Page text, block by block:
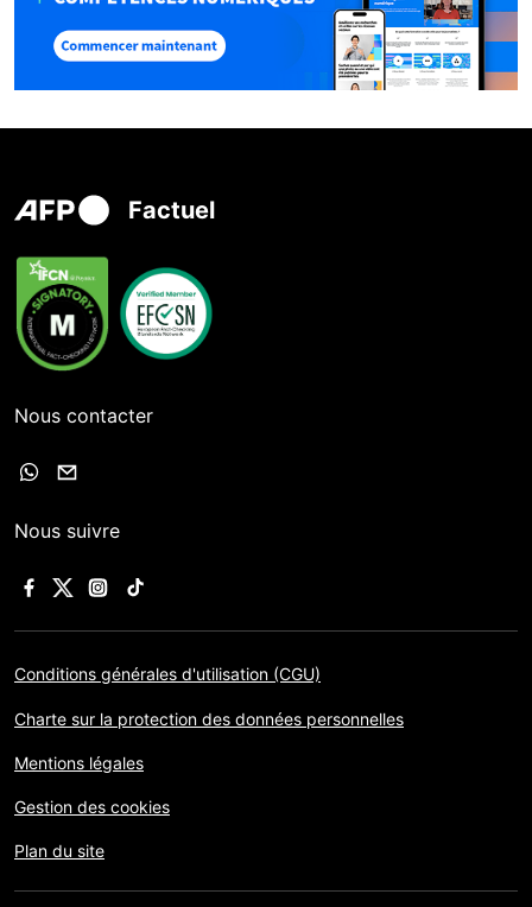
Factuel
Nous contacter
Nous suivre
Conditions générales d'utilisation (CGU)
Charte sur la protection des données personnelles
Mentions légales
Gestion des cookies
Plan du site